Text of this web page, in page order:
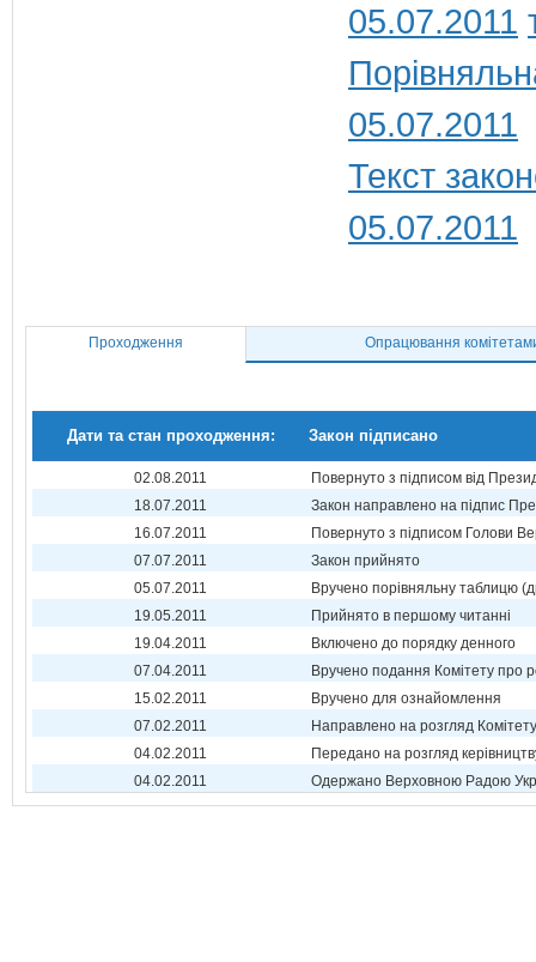
05.07.2011
05.07.2011
Текст
05.07.2011
Проходження Опрацювання
Дати та стан проходження: Закон підписано
02.08.2011
Повернуто з підписом від
18.07.2011
Закон направлено на підпис
16.07.2011
Повернуто з підписом Голови
07.07.2011
Закон прийнято
05.07.2011
Вручено порівняльну таблицю
19.05.2011
Прийнято в першому читанні
19.04.2011
Включено до порядку денного
07.04.2011
Вручено подання Комітету про
15.02.2011
Вручено для ознайомлення
07.02.2011
Направлено на розгляд Комітету
04.02.2011
Передано на розгляд
04.02.2011
Одержано Верховною Радою